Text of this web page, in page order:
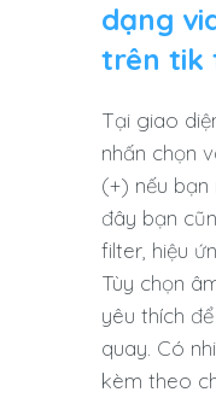
dạng
trên tik
Tại giao
nhấn chọn
(+) nếu
đây bạn
filter, hiệu
Tùy chọn
yêu thích
quay. Có
kèm theo